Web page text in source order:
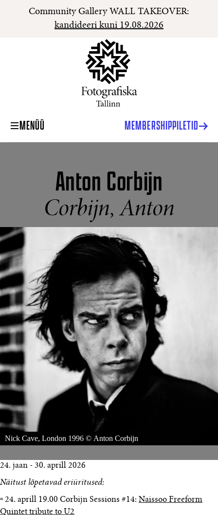
Community Gallery WALL TAKEOVER:
kandideeri kuni 19.08.2026
MENÜÜ MEMBERSHIPPILETID
Anton Corbijn
Corbijn, Anton
Nick Cave, London 1996 © Anton Corbijn
24. jaan - 30. aprill 2026
Näitust lõpetavad eriüritused:
▫️ 24. aprill 19.00 Corbijn Sessions #14: Naissoo Freeform
Quintet tribute to U2